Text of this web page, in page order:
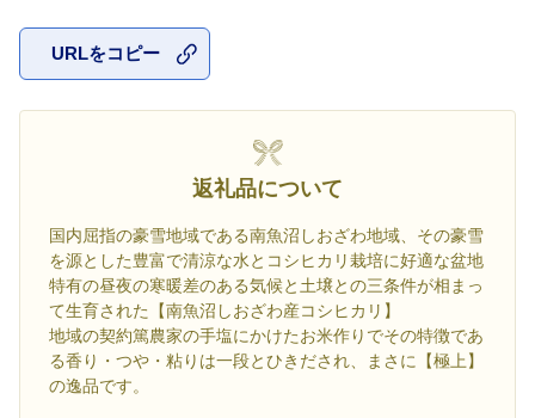
URLをコピー
返礼品について
国内屈指の豪雪地域である南魚沼しおざわ地域、その豪雪
を源とした豊富で清涼な水とコシヒカリ栽培に好適な盆地
特有の昼夜の寒暖差のある気候と土壌との三条件が相まっ
て生育された【南魚沼しおざわ産コシヒカリ】
地域の契約篤農家の手塩にかけたお米作りでその特徴であ
る香り・つや・粘りは一段とひきだされ、まさに【極上】
の逸品です。